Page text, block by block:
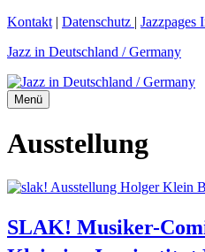
Zum
springen
Kontakt | Datenschutz | Jazzpages
Jazz in Deutschland / Germany
Menü
Ausstellung
SLAK! Musiker-